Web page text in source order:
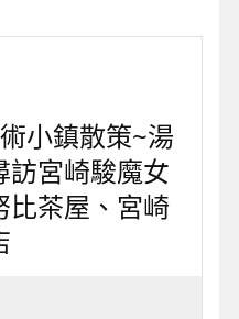
小鎮散策~湯
訪宮崎駿魔女
比茶屋、宮崎